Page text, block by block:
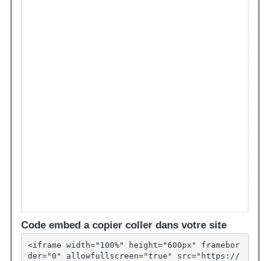
Code embed a copier coller dans votre site
<iframe width="100%" height="600px" framebor
der="0" allowfullscreen="true" src="https://